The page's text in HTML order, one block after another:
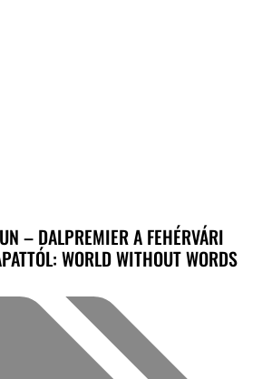
– DALPREMIER A FEHÉRVÁRI
WORLD WITHOUT WORDS